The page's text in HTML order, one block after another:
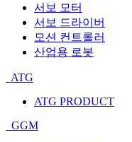
서보 모터
서보 드라이버
모션 컨트롤러
산업용 로봇
ATG
ATG PRODUCT
GGM